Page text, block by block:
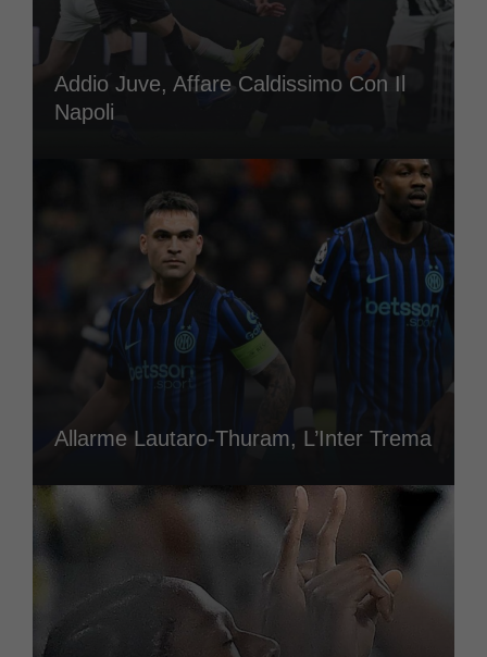
Addio Juve, Affare Caldissimo Con Il
Napoli
Allarme Lautaro-Thuram, L’Inter Trema